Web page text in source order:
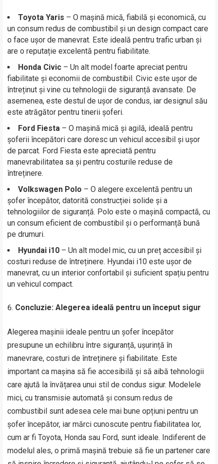
Toyota Yaris – O mașină mică, fiabilă și economică, cu
un consum redus de combustibil și un design compact care
o face ușor de manevrat. Este ideală pentru trafic urban și
are o reputație excelentă pentru fiabilitate.
Honda Civic – Un alt model foarte apreciat pentru
fiabilitate și economii de combustibil. Civic este ușor de
întreținut și vine cu tehnologii de siguranță avansate. De
asemenea, este destul de ușor de condus, iar designul său
este atrăgător pentru tinerii șoferi.
Ford Fiesta – O mașină mică și agilă, ideală pentru
șoferii începători care doresc un vehicul accesibil și ușor
de parcat. Ford Fiesta este apreciată pentru
manevrabilitatea sa și pentru costurile reduse de
întreținere.
Volkswagen Polo – O alegere excelentă pentru un
șofer începător, datorită construcției solide și a
tehnologiilor de siguranță. Polo este o mașină compactă, cu
un consum eficient de combustibil și o performanță bună
pe drumuri.
Hyundai i10 – Un alt model mic, cu un preț accesibil și
costuri reduse de întreținere. Hyundai i10 este ușor de
manevrat, cu un interior confortabil și suficient spațiu pentru
un vehicul compact.
Concluzie: Alegerea ideală pentru un început sigur
Alegerea mașinii ideale pentru un șofer începător
presupune un echilibru între siguranță, ușurință în
manevrare, costuri de întreținere și fiabilitate. Este
important ca mașina să fie accesibilă și să aibă tehnologii
care ajută la învățarea unui stil de condus sigur. Modelele
mici, cu transmisie automată și consum redus de
combustibil sunt adesea cele mai bune opțiuni pentru un
șofer începător, iar mărci cunoscute pentru fiabilitatea lor,
cum ar fi Toyota, Honda sau Ford, sunt ideale. Indiferent de
modelul ales, o primă mașină trebuie să fie un partener care